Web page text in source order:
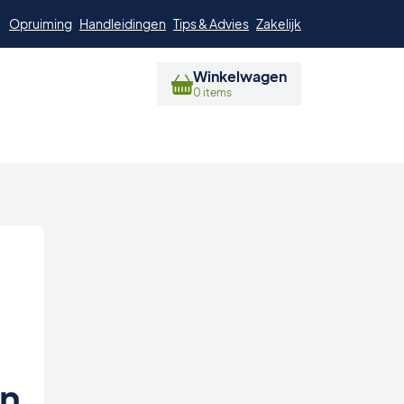
Opruiming Handleidingen Tips & Advies Zakelijk
Winkelwagen
0 items